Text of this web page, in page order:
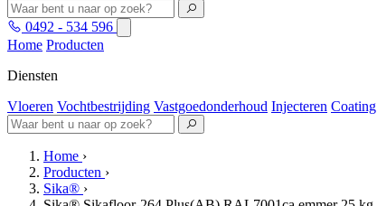
0492 - 534 596
Home Producten
Diensten
Vloeren Vochtbestrijding Vastgoedonderhoud Injecteren Coating
Home ›
Producten ›
Sika® ›